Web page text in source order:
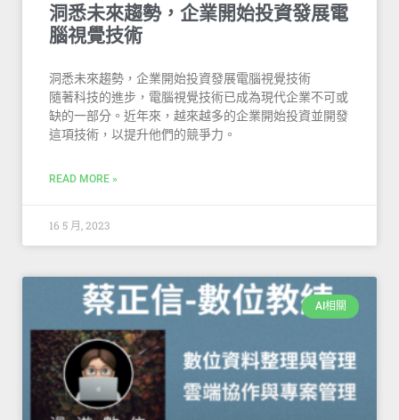
洞悉未來趨勢，企業開始投資發展電
腦視覺技術
洞悉未來趨勢，企業開始投資發展電腦視覺技術
隨著科技的進步，電腦視覺技術已成為現代企業不可或
缺的一部分。近年來，越來越多的企業開始投資並開發
這項技術，以提升他們的競爭力。
READ MORE »
16 5 月, 2023
AI相關